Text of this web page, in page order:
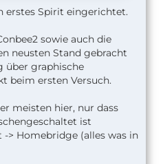
erstes Spirit eingerichtet.
sowie auch die
neusten Stand gebracht
über graphische
beim ersten Versuch.
meisten hier, nur dass
ist
-> Homebridge (alles was in